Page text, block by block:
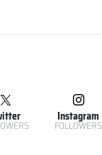
Instagram
FOLLOWERS